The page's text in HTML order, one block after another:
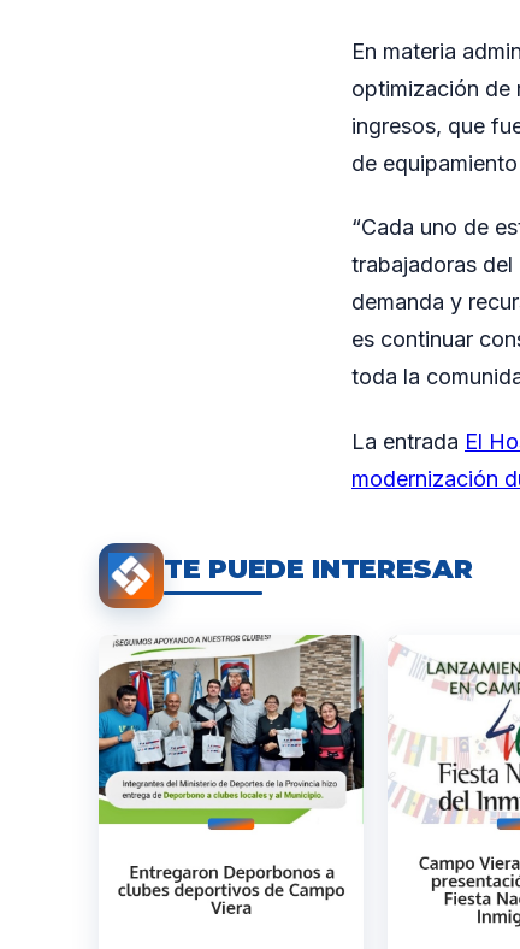
En materia
optimización de
ingresos, que
de
“Cada uno de
trabajadoras del
demanda y
es continuar
toda la
La entrada El
modernización
TE PUEDE INTERESAR